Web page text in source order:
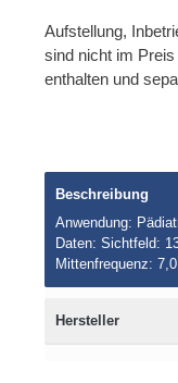
Aufstellung,
sind nicht im
enthalten und
Beschreibung
Anwendung:
Daten: Sichtfeld:
Mittenfrequenz:
Hersteller